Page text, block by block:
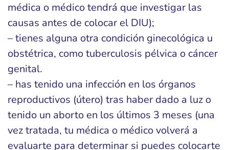
médica o médico tendrá que investigar las
causas antes de colocar el DIU);
– tienes alguna otra condición ginecológica u
obstétrica, como tuberculosis pélvica o cáncer
genital.
– has tenido una infección en los órganos
reproductivos (útero) tras haber dado a luz o
tenido un aborto en los últimos 3 meses (una
vez tratada, tu médica o médico volverá a
evaluarte para determinar si puedes colocarte